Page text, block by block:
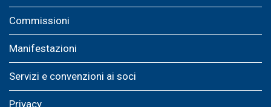
Commissioni
Manifestazioni
Servizi e convenzioni ai soci
Privacy